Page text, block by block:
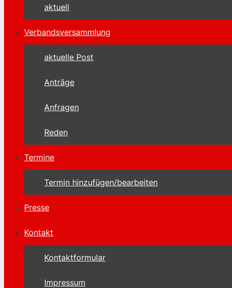
aktuell
Verbandsversammlung
aktuelle Post
Anträge
Anfragen
Reden
Termine
Termin hinzufügen/bearbeiten
Presse
Kontakt
Kontaktformular
Impressum